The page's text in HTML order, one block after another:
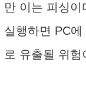
만 이는 피싱
실행하면 PC
로 유출될 위험